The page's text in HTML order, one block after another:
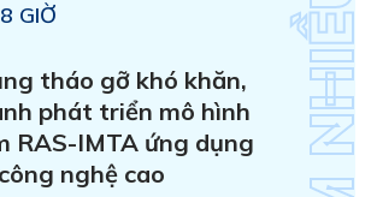
GIỜ
tháo gỡ khó khăn,
phát triển mô hình
RAS-IMTA ứng dụng
công nghệ cao